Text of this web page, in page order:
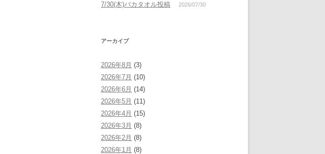
7/30(木)バカタオル投稿 2026/07/30
アーカイブ
2026年8月 (3)
2026年7月 (10)
2026年6月 (14)
2026年5月 (11)
2026年4月 (15)
2026年3月 (8)
2026年2月 (8)
2026年1月 (8)